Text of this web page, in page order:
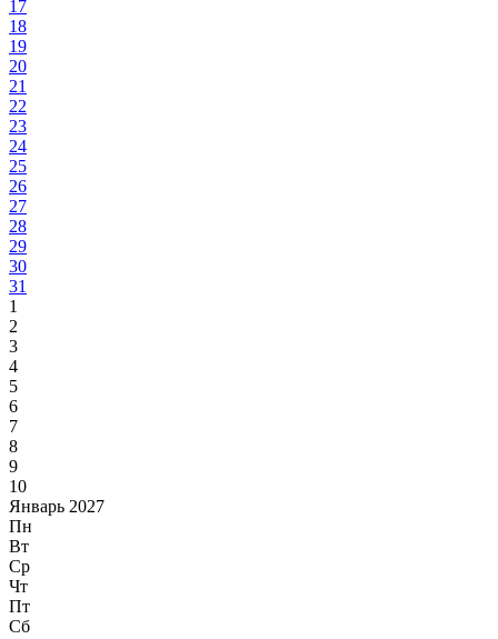
17
18
19
20
21
22
23
24
25
26
27
28
29
30
31
1
2
3
4
5
6
7
8
9
10
Январь 2027
Пн
Вт
Ср
Чт
Пт
Сб